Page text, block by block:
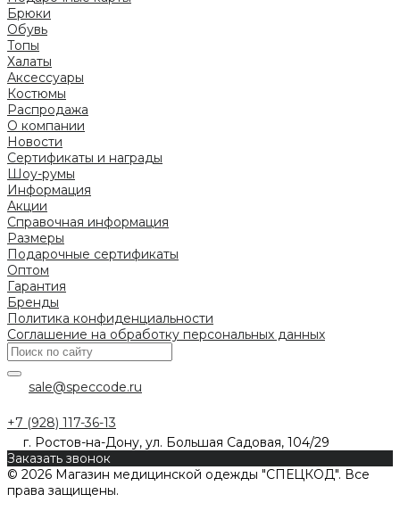
Брюки
Обувь
Топы
Халаты
Аксессуары
Костюмы
Распродажа
О компании
Новости
Сертификаты и награды
Шоу-румы
Информация
Акции
Справочная информация
Размеры
Подарочные сертификаты
Оптом
Гарантия
Бренды
Политика конфиденциальности
Соглашение на обработку персональных данных
sale@speccode.ru
+7 (928) 117-36-13
г. Ростов-на-Дону, ул. Большая Садовая, 104/29
Заказать звонок
© 2026 Магазин медицинской одежды "СПЕЦКОД". Все
права защищены.